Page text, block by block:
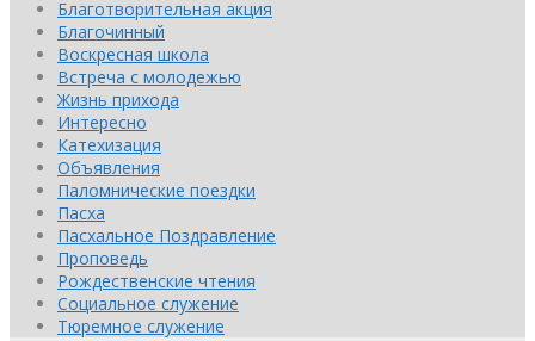
Благотворительная акция
Благочинный
Воскресная школа
Встреча с молодежью
Жизнь прихода
Интересно
Катехизация
Объявления
Паломнические поездки
Пасха
Пасхальное Поздравление
Проповедь
Рождественские чтения
Социальное служение
Тюремное служение